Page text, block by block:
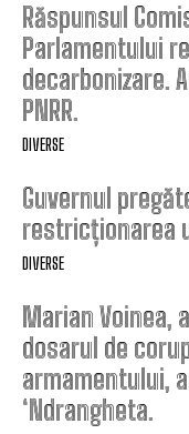
Răspunsul
Parlamentului
decarbonizare.
PNRR.
DIVERSE
Guvernul
restricționarea
DIVERSE
Marian Voinea,
dosarul de
armamentului,
‘Ndrangheta.